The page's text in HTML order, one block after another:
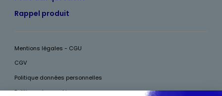
Rappel produit
Mentions légales - CGU
CGV
Politique données personnelles
Politique des cookies